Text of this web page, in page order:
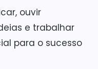
ouvir
e trabalhar
para o sucesso